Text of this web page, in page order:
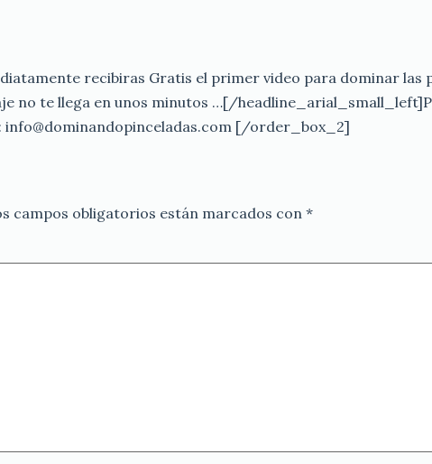
recibiras Gratis el primer video para dominar las
no te llega en unos minutos …[/
info@dominandopinceladas.com [/order_box_2]
campos obligatorios están marcados con *